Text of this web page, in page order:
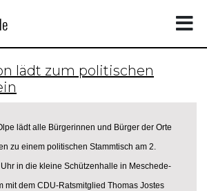
lädt zum politischen
lädt alle Bürgerinnen und Bürger der Orte
zu einem politischen Stammtisch am 2.
in die kleine Schützenhalle in Meschede-
mit dem CDU-Ratsmitglied Thomas Jostes